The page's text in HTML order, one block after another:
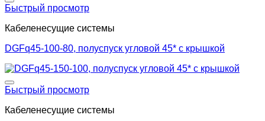
Быстрый просмотр
Кабеленесущие системы
DGFq45-100-80, полуспуск угловой 45* с крышкой
Быстрый просмотр
Кабеленесущие системы